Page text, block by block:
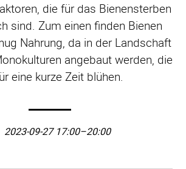
die für das Bienensterben
sind. Zum einen finden Bienen
Nahrung, da in der Landschaft
angebaut werden, die
eine kurze Zeit blühen.
2023-09-27 17:00–20:00